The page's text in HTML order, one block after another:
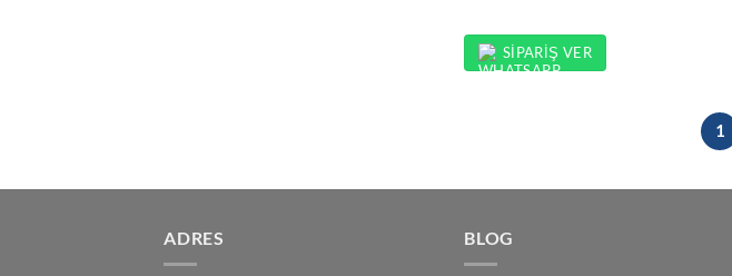
SIPARIŞ VER
1
ADRES BLOG